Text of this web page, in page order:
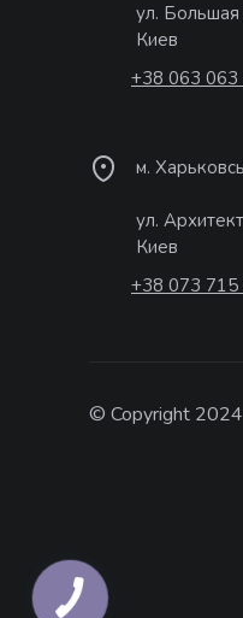
ул. Большая
Киев
+38 063 063
м.
ул.
Киев
+38 073 715
© Copyright